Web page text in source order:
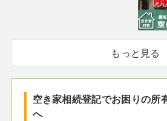
もっと見る
空き家相続登記でお困りの所
へ